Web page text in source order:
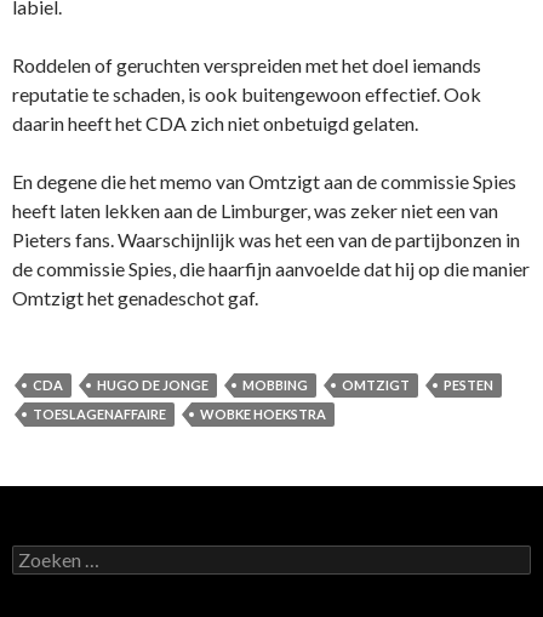
labiel.
Roddelen of geruchten verspreiden met het doel iemands
reputatie te schaden, is ook buitengewoon effectief. Ook
daarin heeft het CDA zich niet onbetuigd gelaten.
En degene die het memo van Omtzigt aan de commissie Spies
heeft laten lekken aan de Limburger, was zeker niet een van
Pieters fans. Waarschijnlijk was het een van de partijbonzen in
de commissie Spies, die haarfijn aanvoelde dat hij op die manier
Omtzigt het genadeschot gaf.
CDA HUGO DE JONGE MOBBING OMTZIGT
PESTEN
TOESLAGENAFFAIRE
WOBKE HOEKSTRA
Zoeken
naar: